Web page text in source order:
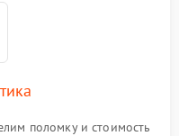
поломку и стоимость